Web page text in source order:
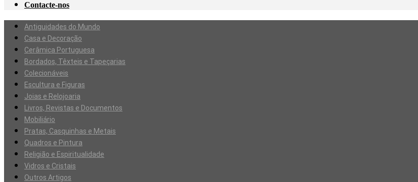
Contacte-nos
Antiguidades do Mundo
Casa e Decoração
Cerâmica Portuguesa
Bordados, Têxteis e Tapeçarias
Colecionáveis
Escultura e Figuras
Joias e Relojoaria
Livros, Revistas e Documentos
Mobiliário
Pratas, Casquinhas e Metais
Quadros e Pintura
Religião e Espiritualidade
Vidros e Cristais
Outros Artigos